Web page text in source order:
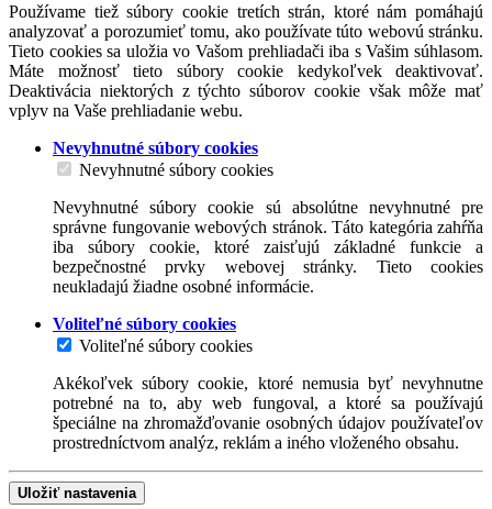
Používame tiež súbory cookie tretích strán, ktoré nám pomáhajú
analyzovať a porozumieť tomu, ako používate túto webovú stránku.
Tieto cookies sa uložia vo Vašom prehliadači iba s Vašim súhlasom.
Máte možnosť tieto súbory cookie kedykoľvek deaktivovať.
Deaktivácia niektorých z týchto súborov cookie však môže mať
vplyv na Vaše prehliadanie webu.
Nevyhnutné súbory cookies
Nevyhnutné súbory cookies
Nevyhnutné súbory cookie sú absolútne nevyhnutné pre
správne fungovanie webových stránok. Táto kategória zahŕňa
iba súbory cookie, ktoré zaisťujú základné funkcie a
bezpečnostné prvky webovej stránky. Tieto cookies
neukladajú žiadne osobné informácie.
Voliteľné súbory cookies
Voliteľné súbory cookies
Akékoľvek súbory cookie, ktoré nemusia byť nevyhnutne
potrebné na to, aby web fungoval, a ktoré sa používajú
špeciálne na zhromažďovanie osobných údajov používateľov
prostredníctvom analýz, reklám a iného vloženého obsahu.
Uložiť nastavenia